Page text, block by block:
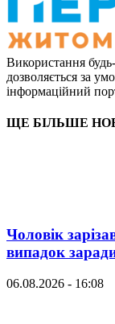
Використання
дозволяється за
інформаційний
ЩЕ БІЛЬШЕ
Чоловік
випадок
06.08.2026 - 16:08